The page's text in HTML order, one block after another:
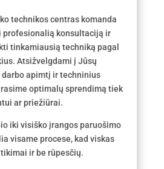
technikos centras komanda
profesionalią konsultaciją ir
tinkamiausią techniką pagal
Atsižvelgdami į Jūsų
apimtį ir techninius
optimalų sprendimą tiek
ar priežiūrai.
iki visiško įrangos paruošimo
visame procese, kad viskas
ir be rūpesčių.